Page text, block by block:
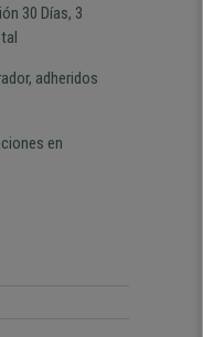
Excelente relacion
calidad precio Plazo de
30 Días, 3
adheridos
en